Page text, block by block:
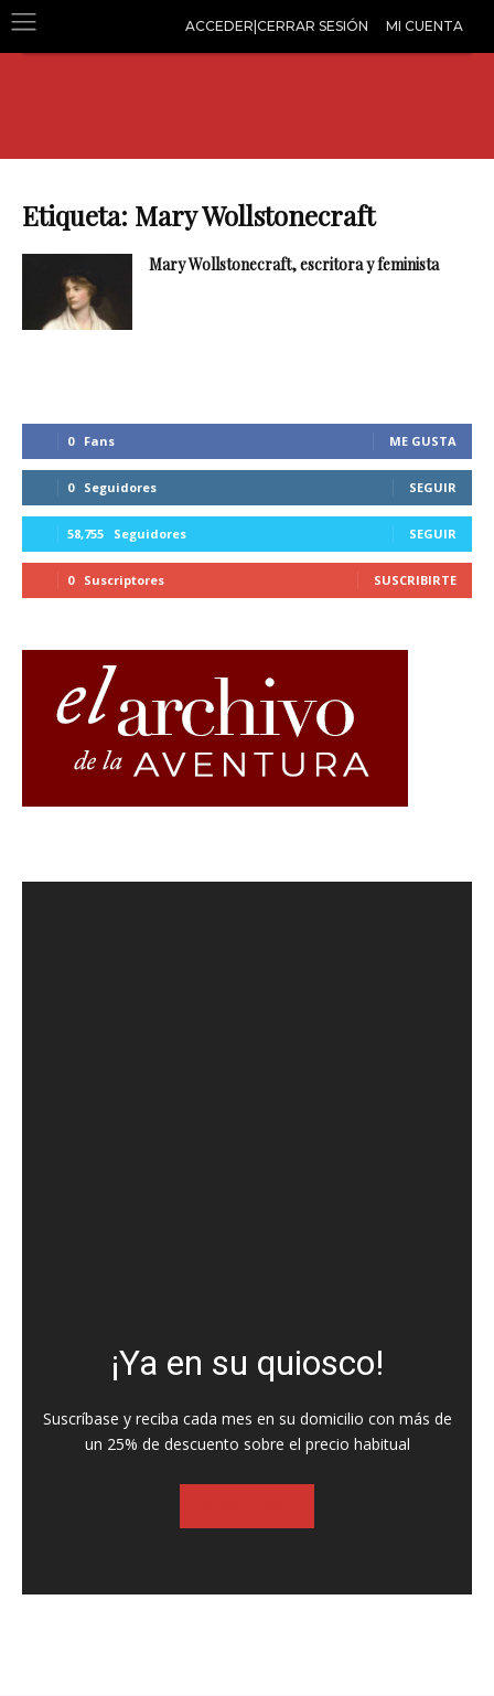
ACCEDER|CERRAR SESIÓN MI CUENTA
Etiqueta: Mary Wollstonecraft
Mary Wollstonecraft, escritora y feminista
0 Fans ME GUSTA
0 Seguidores SEGUIR
58,755 Seguidores SEGUIR
0 Suscriptores SUSCRIBIRTE
¡Ya en su quiosco!
Suscríbase y reciba cada mes en su domicilio con más de
un 25% de descuento sobre el precio habitual